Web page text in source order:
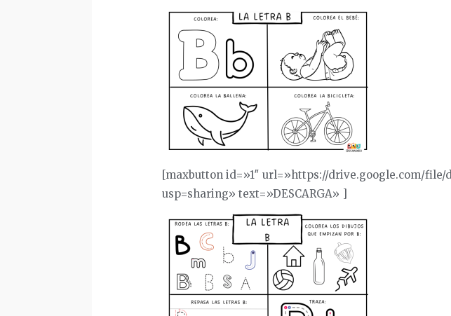
[maxbutton id=»1″ url=»https://drive.google.com/file/
usp=sharing» text=»DESCARGA» ]